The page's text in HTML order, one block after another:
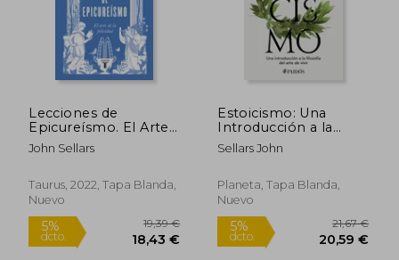
Lecciones de
Epicureísmo. El Arte
de la Felicidad
John Sellars
Taurus, 2022, Tapa Blanda,
Nuevo
Estoicismo: Una
Introducción a la
Filosofía del Arte de
Vivir / Stoicism
Sellars John
Planeta, Tapa Blanda,
Nuevo